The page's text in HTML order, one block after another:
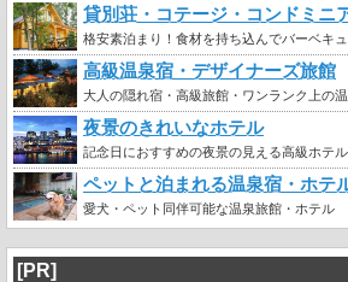
貸別荘・コテージ・コンドミニ
格安素泊まり！食材を持ち込んでバーベキュ
高級温泉宿・デザイナーズ旅館
大人の隠れ宿・高級旅館・ワンランク上の
夜景のきれいなホテル
記念日におすすめの夜景の見える高級ホテル
ペットと泊まれる温泉宿・ホテ
愛犬・ペット同伴可能な温泉旅館・ホテル
[PR]